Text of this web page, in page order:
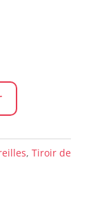
, Tiroir de